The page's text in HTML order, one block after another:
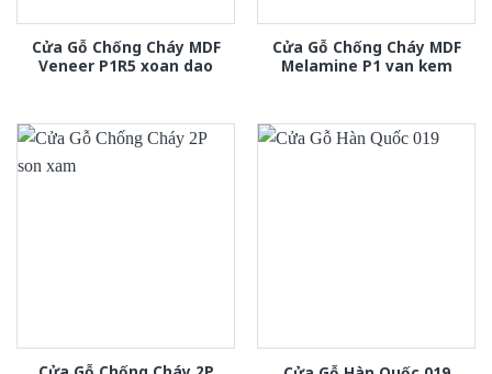
Cửa Gỗ Chống Cháy MDF
Veneer P1R5 xoan dao
Cửa Gỗ Chống Cháy MDF
Melamine P1 van kem